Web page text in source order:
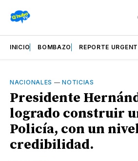
INICIO BOMBAZO REPORTE
NACIONALES —NOTICIAS
Presidente
logrado construir
Policía, con un
credibilidad.